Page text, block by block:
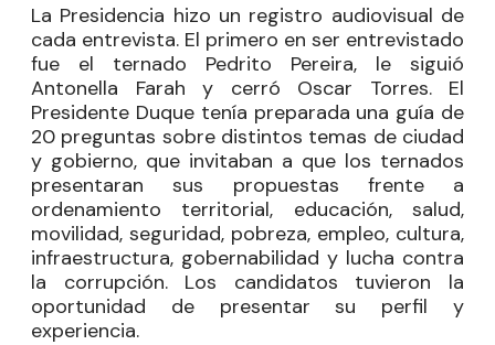
La Presidencia hizo un registro audiovisual de
cada entrevista. El primero en ser entrevistado
fue el ternado Pedrito Pereira, le siguió
Antonella Farah y cerró Oscar Torres. El
Presidente Duque tenía preparada una guía de
20 preguntas sobre distintos temas de ciudad
y gobierno, que invitaban a que los ternados
presentaran sus propuestas frente a
ordenamiento territorial, educación, salud,
movilidad, seguridad, pobreza, empleo, cultura,
infraestructura, gobernabilidad y lucha contra
la corrupción. Los candidatos tuvieron la
oportunidad de presentar su perfil y
experiencia.